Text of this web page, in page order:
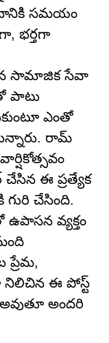
సమయం
భర్తగా
తన సామాజిక సేవా
పాటు
ఎంతో
రామ్
ఈ ప్రత్యేక
చేసింది.
ఉపాసన వ్యక్తం
ప్రేమ,
నిలిచిన ఈ పోస్ట్
అందరి